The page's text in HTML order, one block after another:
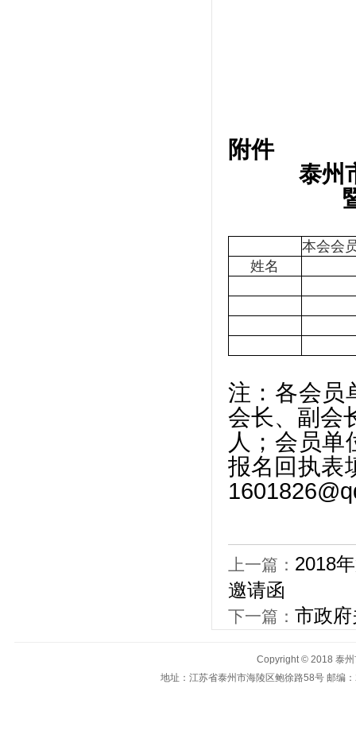
附件
泰州
本会会
姓名
注：各会员
会长、副会
人；会员单
报名回执表
上一篇： 2018
邀请函
下一篇： 市政
Copyright © 2018 泰
地址： 江苏省泰州市海陵区鲍徐路58号 邮编